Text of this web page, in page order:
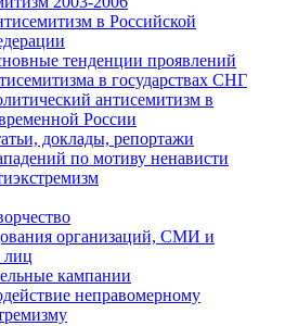
в Российской
тенденции проявлений
в государствах СНГ
антисемитизм в
России
доклады, репортажи
по мотиву ненависти
организаций, СМИ и
лиц
кампании
неправомерному